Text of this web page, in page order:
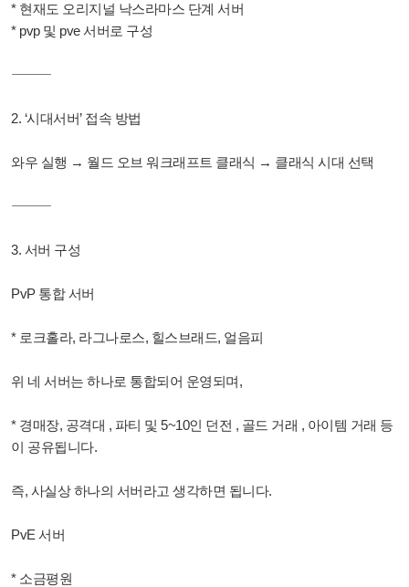
* 현재도 오리지널 낙스라마스 단계 서버
* pvp 및 pve 서버로 구성
⸻
2. ‘시대서버’ 접속 방법
와우 실행 → 월드 오브 워크래프트 클래식 → 클래식 시대 선택
⸻
3. 서버 구성
PvP 통합 서버
* 로크홀라, 라그나로스, 힐스브래드, 얼음피
위 네 서버는 하나로 통합되어 운영되며,
* 경매장, 공격대 , 파티 및 5~10인 던전 , 골드 거래 , 아이템 거래 등
이 공유됩니다.
즉, 사실상 하나의 서버라고 생각하면 됩니다.
PvE 서버
* 소금평원